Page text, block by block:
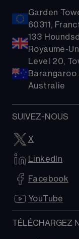
Garden
60311,
133
Royaume-
Level 20,
Barangaroo
Australie
SUIVEZ-NOUS
X
LinkedIn
Facebook
YouTube
TÉLÉCHARGEZ